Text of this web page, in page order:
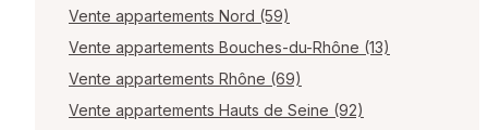
Vente appartements Nord (59)
Vente appartements Bouches-du-Rhône (13)
Vente appartements Rhône (69)
Vente appartements Hauts de Seine (92)